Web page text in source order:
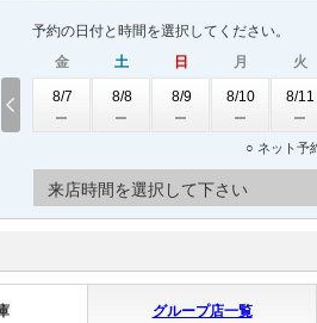
予約の日付と時間を選択してください。
金
8/7
土
8/8
日
8/9
月
8/10
火
8/11
○ ネット予
来店時間を選択して下さい
グループ店一覧